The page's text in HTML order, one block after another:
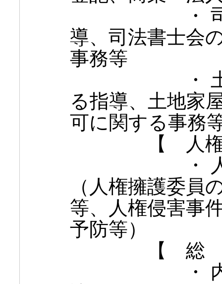
・ 司法書
導、司法書士会
事務等
・ 土地家
る指導、土地家
可に関する事務
【 人権
・ 人権擁
（人権擁護委員
等、人権侵害事
予防等）
【 総
・ 内部管